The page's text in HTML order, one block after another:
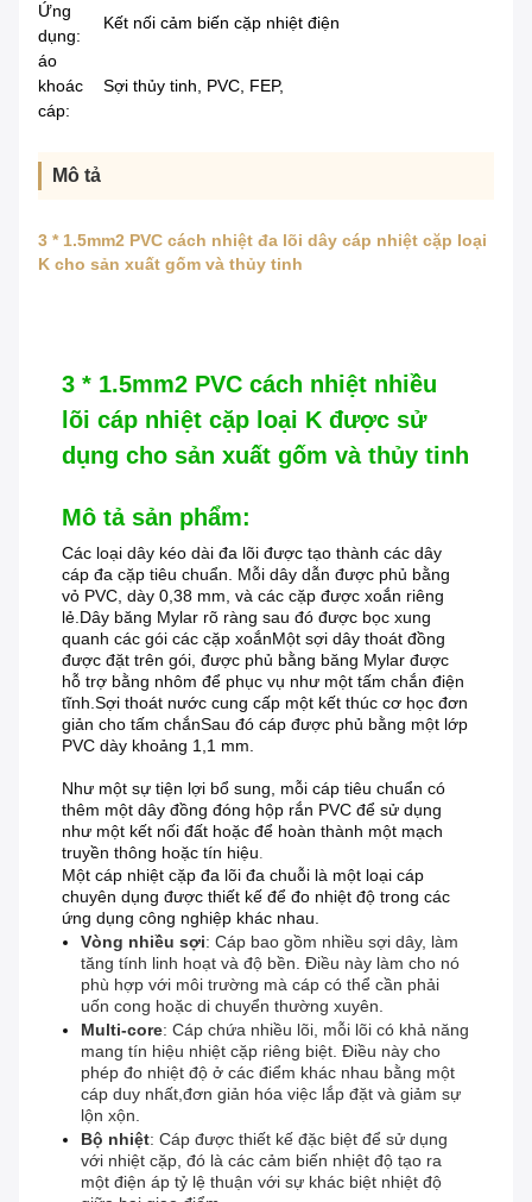
Ứng
dụng:
Kết nối cảm biến cặp nhiệt điện
áo
khoác
cáp:
Sợi thủy tinh, PVC, FEP,
Mô tả
3 * 1.5mm2 PVC cách nhiệt đa lõi dây cáp nhiệt cặp loại
K cho sản xuất gốm và thủy tinh
3 * 1.5mm2 PVC cách nhiệt nhiều
lõi cáp nhiệt cặp loại K được sử
dụng cho sản xuất gốm và thủy tinh
Mô tả sản phẩm:
Các loại dây kéo dài đa lõi được tạo thành các dây
cáp đa cặp tiêu chuẩn. Mỗi dây dẫn được phủ bằng
vỏ PVC, dày 0,38 mm, và các cặp được xoắn riêng
lẻ.Dây băng Mylar rõ ràng sau đó được bọc xung
quanh các gói các cặp xoắnMột sợi dây thoát đồng
được đặt trên gói, được phủ bằng băng Mylar được
hỗ trợ bằng nhôm để phục vụ như một tấm chắn điện
tĩnh.Sợi thoát nước cung cấp một kết thúc cơ học đơn
giản cho tấm chắnSau đó cáp được phủ bằng một lớp
PVC dày khoảng 1,1 mm.
Như một sự tiện lợi bổ sung, mỗi cáp tiêu chuẩn có
thêm một dây đồng đóng hộp rắn PVC để sử dụng
như một kết nối đất hoặc để hoàn thành một mạch
truyền thông hoặc tín hiệu.
Một cáp nhiệt cặp đa lõi đa chuỗi là một loại cáp
chuyên dụng được thiết kế để đo nhiệt độ trong các
ứng dụng công nghiệp khác nhau.
Vòng nhiều sợi: Cáp bao gồm nhiều sợi dây, làm
tăng tính linh hoạt và độ bền. Điều này làm cho nó
phù hợp với môi trường mà cáp có thể cần phải
uốn cong hoặc di chuyển thường xuyên.
Multi-core: Cáp chứa nhiều lõi, mỗi lõi có khả năng
mang tín hiệu nhiệt cặp riêng biệt. Điều này cho
phép đo nhiệt độ ở các điểm khác nhau bằng một
cáp duy nhất,đơn giản hóa việc lắp đặt và giảm sự
lộn xộn.
Bộ nhiệt: Cáp được thiết kế đặc biệt để sử dụng
với nhiệt cặp, đó là các cảm biến nhiệt độ tạo ra
một điện áp tỷ lệ thuận với sự khác biệt nhiệt độ